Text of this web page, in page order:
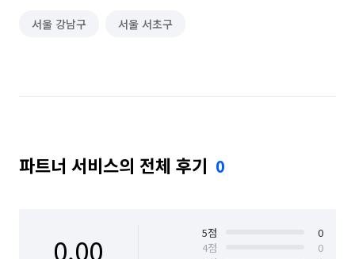
서울 강남구 서울 서초구
파트너 서비스의 전체 후기 0
0.00 5점
0
4점
0